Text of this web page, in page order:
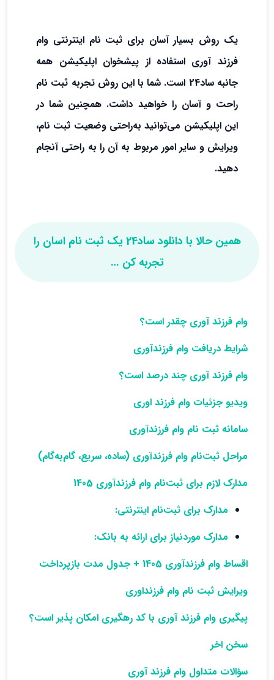
یک روش بسیار آسان برای ثبت نام اینترنتی وام
فرزند آوری استفاده از پیشخوان اپلیکیشن همه
جانبه ساد24 است. شما با این روش تجربه ثبت نام
راحت و آسان را خواهید داشت. همچنین شما در
این اپلیکیشن می‌توانید به‌راحتی وضعیت ثبت نام،
ویرایش و سایر امور مربوط به آن را به راحتی آنجام
دهید.
همین حالا با دانلود ساد24 یک ثبت نام اسان را
تجربه کن …
وام فرزند آوری چقدر است؟
شرایط دریافت وام فرزندآوری
وام فرزند آوری چند درصد است؟
ویدیو جزئیات وام فرزند اوری
سامانه ثبت نام وام فرزندآوری
مراحل ثبت‌نام وام فرزندآوری‌ (ساده، سریع، گام‌به‌گام)
مدارک لازم برای ثبت‌نام وام فرزندآوری 1405
مدارک برای ثبت‌نام اینترنتی:
مدارک موردنیاز برای ارائه به بانک:
اقساط وام فرزندآوری 1405 + جدول مدت بازپرداخت
ویرایش ثبت نام وام فرزنداوری
پیگیری وام فرزند آوری با کد رهگیری امکان پذیر است؟
سخن اخر
سؤالات متداول وام فرزند آوری